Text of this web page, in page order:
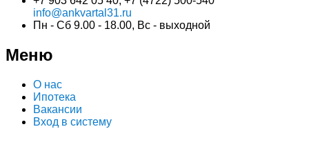
info@ankvartal31.ru
Пн - Сб 9.00 - 18.00, Вс - выходной
Меню
О нас
Ипотека
Вакансии
Вход в систему